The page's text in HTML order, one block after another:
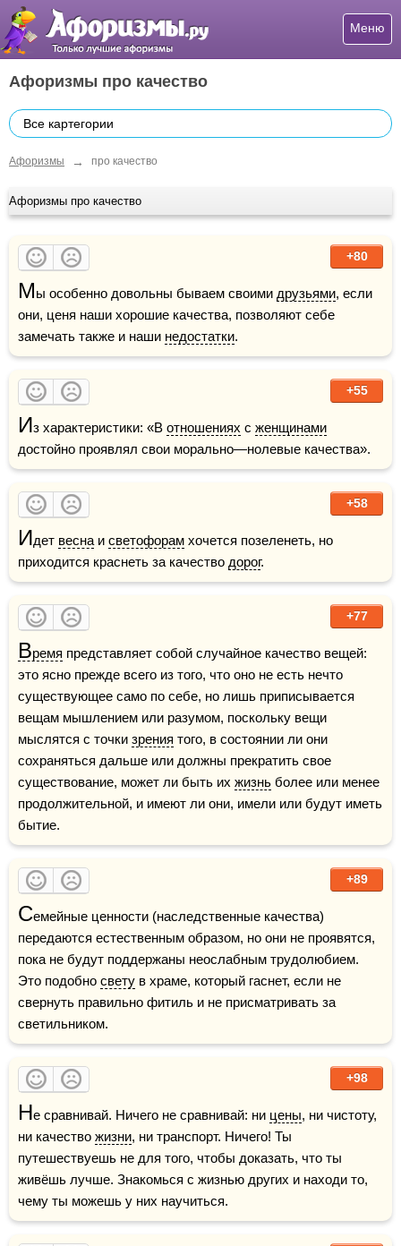
Меню
Афоризмы про качество
Все картегории
Афоризмы → про качество
Афоризмы про качество
+80
Мы особенно довольны бываем своими друзьями, если
они, ценя наши хорошие качества, позволяют себе
замечать также и наши недостатки.
+55
Из характеристики: «В отношениях с женщинами
достойно проявлял свои морально—нолевые качества».
+58
Идет весна и светофорам хочется позеленеть, но
приходится краснеть за качество дорог.
+77
Время представляет собой случайное качество вещей:
это ясно прежде всего из того, что оно не есть нечто
существующее само по себе, но лишь приписывается
вещам мышлением или разумом, поскольку вещи
мыслятся с точки зрения того, в состоянии ли они
сохраняться дальше или должны прекратить свое
существование, может ли быть их жизнь более или менее
продолжительной, и имеют ли они, имели или будут иметь
бытие.
+89
Семейные ценности (наследственные качества)
передаются естественным образом, но они не проявятся,
пока не будут поддержаны неослабным трудолюбием.
Это подобно свету в храме, который гаснет, если не
свернуть правильно фитиль и не присматривать за
светильником.
+98
Не сравнивай. Ничего не сравнивай: ни цены, ни чистоту,
ни качество жизни, ни транспорт. Ничего! Ты
путешествуешь не для того, чтобы доказать, что ты
живёшь лучше. Знакомься с жизнью других и находи то,
чему ты можешь у них научиться.